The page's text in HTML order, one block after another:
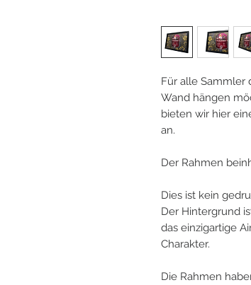
Für alle Sammler
Wand hängen
bieten wir hier
an.
Der Rahmen
Dies ist kein
Der Hintergrund
das einzigartige
Charakter.
Die Rahmen